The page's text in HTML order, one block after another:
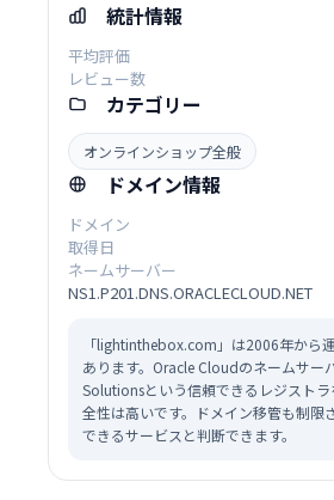
統計情報
平均評価
レビュー数
カテゴリー
オンラインショップ全般
ドメイン情報
ドメイン
取得日
ネームサーバー
NS1.P201.DNS.ORACLECLOUD.NET
「lightinthebox.com」は2006年から
あります。Oracle Cloudのネームサー
Solutionsという信頼できるレジスト
全性は高いです。ドメイン移管も制限
できるサービスと判断できます。